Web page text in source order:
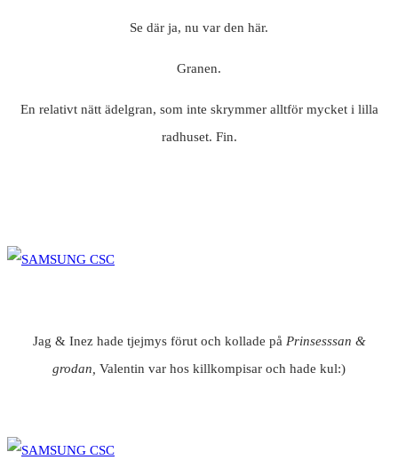
Se där ja, nu var den här.
Granen.
En relativt nätt ädelgran, som inte skrymmer alltför mycket i lilla
radhuset. Fin.
Jag & Inez hade tjejmys förut och kollade på Prinsesssan &
grodan, Valentin var hos killkompisar och hade kul:)